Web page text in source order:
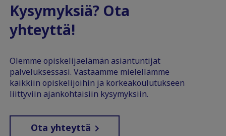
Kysymyksiä? Ota
yhteyttä!
Olemme opiskelijaelämän asiantuntijat
palveluksessasi. Vastaamme mielellämme
kaikkiin opiskelijoihin ja korkeakoulutukseen
liittyviin ajankohtaisiin kysymyksiin.
Ota yhteyttä